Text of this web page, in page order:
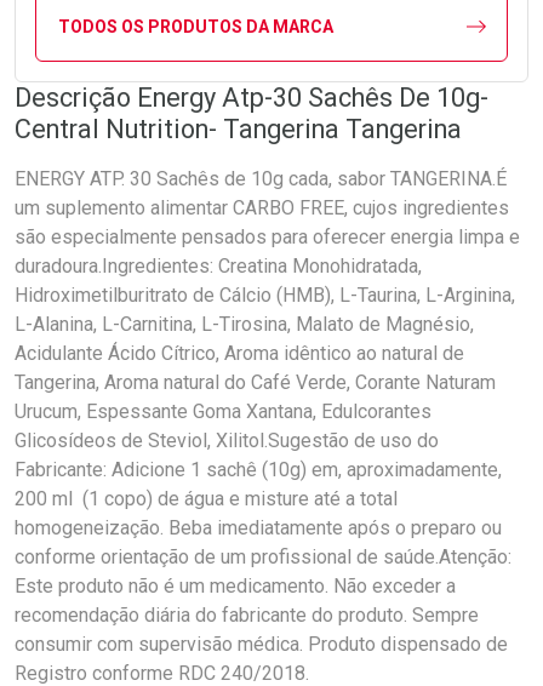
TODOS OS PRODUTOS DA MARCA
Descrição Energy Atp-30 Sachês De 10g-
Central Nutrition- Tangerina Tangerina
ENERGY ATP. 30 Sachês de 10g cada, sabor TANGERINA.É
um suplemento alimentar CARBO FREE, cujos ingredientes
são especialmente pensados para oferecer energia limpa e
duradoura.Ingredientes: Creatina Monohidratada,
Hidroximetilburitrato de Cálcio (HMB), L-Taurina, L-Arginina,
L-Alanina, L-Carnitina, L-Tirosina, Malato de Magnésio,
Acidulante Ácido Cítrico, Aroma idêntico ao natural de
Tangerina, Aroma natural do Café Verde, Corante Naturam
Urucum, Espessante Goma Xantana, Edulcorantes
Glicosídeos de Steviol, Xilitol.Sugestão de uso do
Fabricante: Adicione 1 sachê (10g) em, aproximadamente,
200 ml (1 copo) de água e misture até a total
homogeneização. Beba imediatamente após o preparo ou
conforme orientação de um profissional de saúde.Atenção:
Este produto não é um medicamento. Não exceder a
recomendação diária do fabricante do produto. Sempre
consumir com supervisão médica. Produto dispensado de
Registro conforme RDC 240/2018.